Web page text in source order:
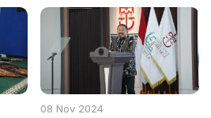
08 Nov 2024